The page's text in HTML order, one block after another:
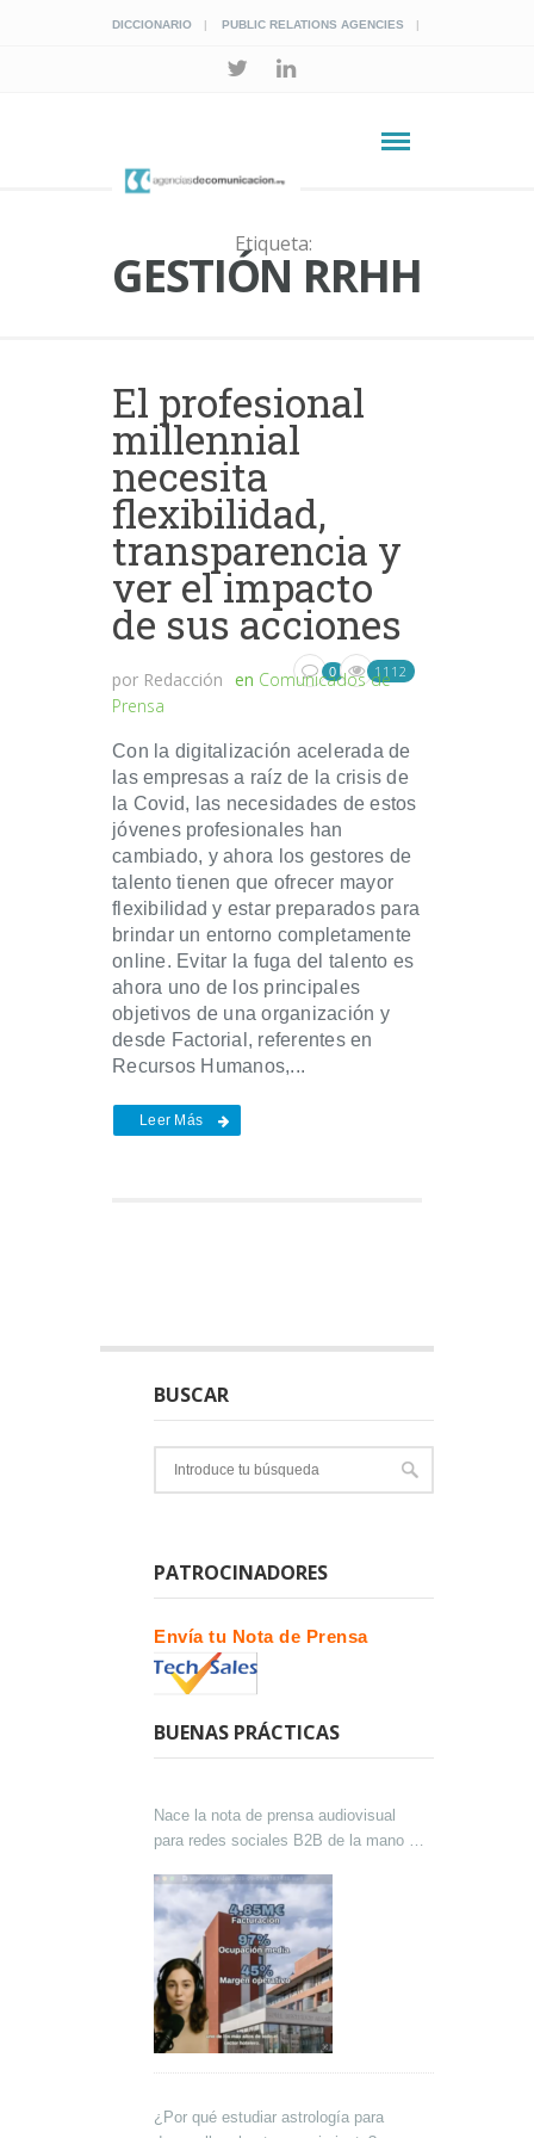
DICCIONARIO PUBLIC RELATIONS AGENCIES
Etiqueta:
GESTIÓN RRHH
El profesional
millennial
necesita
flexibilidad,
transparencia y
ver el impacto
de sus acciones
por Redacción en Comunicados de
Prensa
0 1112
Con la digitalización acelerada de
las empresas a raíz de la crisis de
la Covid, las necesidades de estos
jóvenes profesionales han
cambiado, y ahora los gestores de
talento tienen que ofrecer mayor
flexibilidad y estar preparados para
brindar un entorno completamente
online. Evitar la fuga del talento es
ahora uno de los principales
objetivos de una organización y
desde Factorial, referentes en
Recursos Humanos,...
Leer Más
BUSCAR
PATROCINADORES
Envía tu Nota de Prensa
BUENAS PRÁCTICAS
Nace la nota de prensa audiovisual
para redes sociales B2B de la mano de
¿Por qué estudiar astrología para